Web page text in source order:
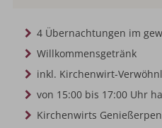
4 Übernachtungen im
Willkommensgetränk
inkl. Kirchenwirt-
von 15:00 bis 17:00 Uhr
Kirchenwirts